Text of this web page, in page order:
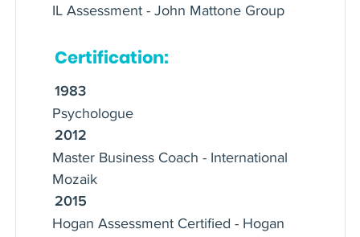
IL Assessment - John Mattone Group
Certification:
1983
Psychologue
2012
Master Business Coach - International
Mozaik
2015
Hogan Assessment Certified - Hogan